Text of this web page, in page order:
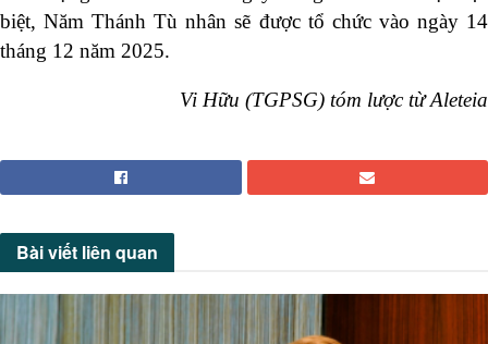
biệt, Năm Thánh Tù nhân sẽ được tổ chức vào ngày 14
tháng 12 năm 2025.
Vi Hữu (TGPSG) tóm lược từ Aleteia
Bài viết liên quan